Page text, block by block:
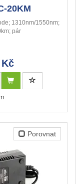
20KM
1310nm/1550nm;
pár
Kč
Porovnat